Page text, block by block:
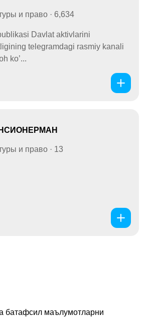
и право · 6,634
Davlat aktivlarini
telegramdagi rasmiy kanali
ko’...
и право · 13
батафсил маълумотларни